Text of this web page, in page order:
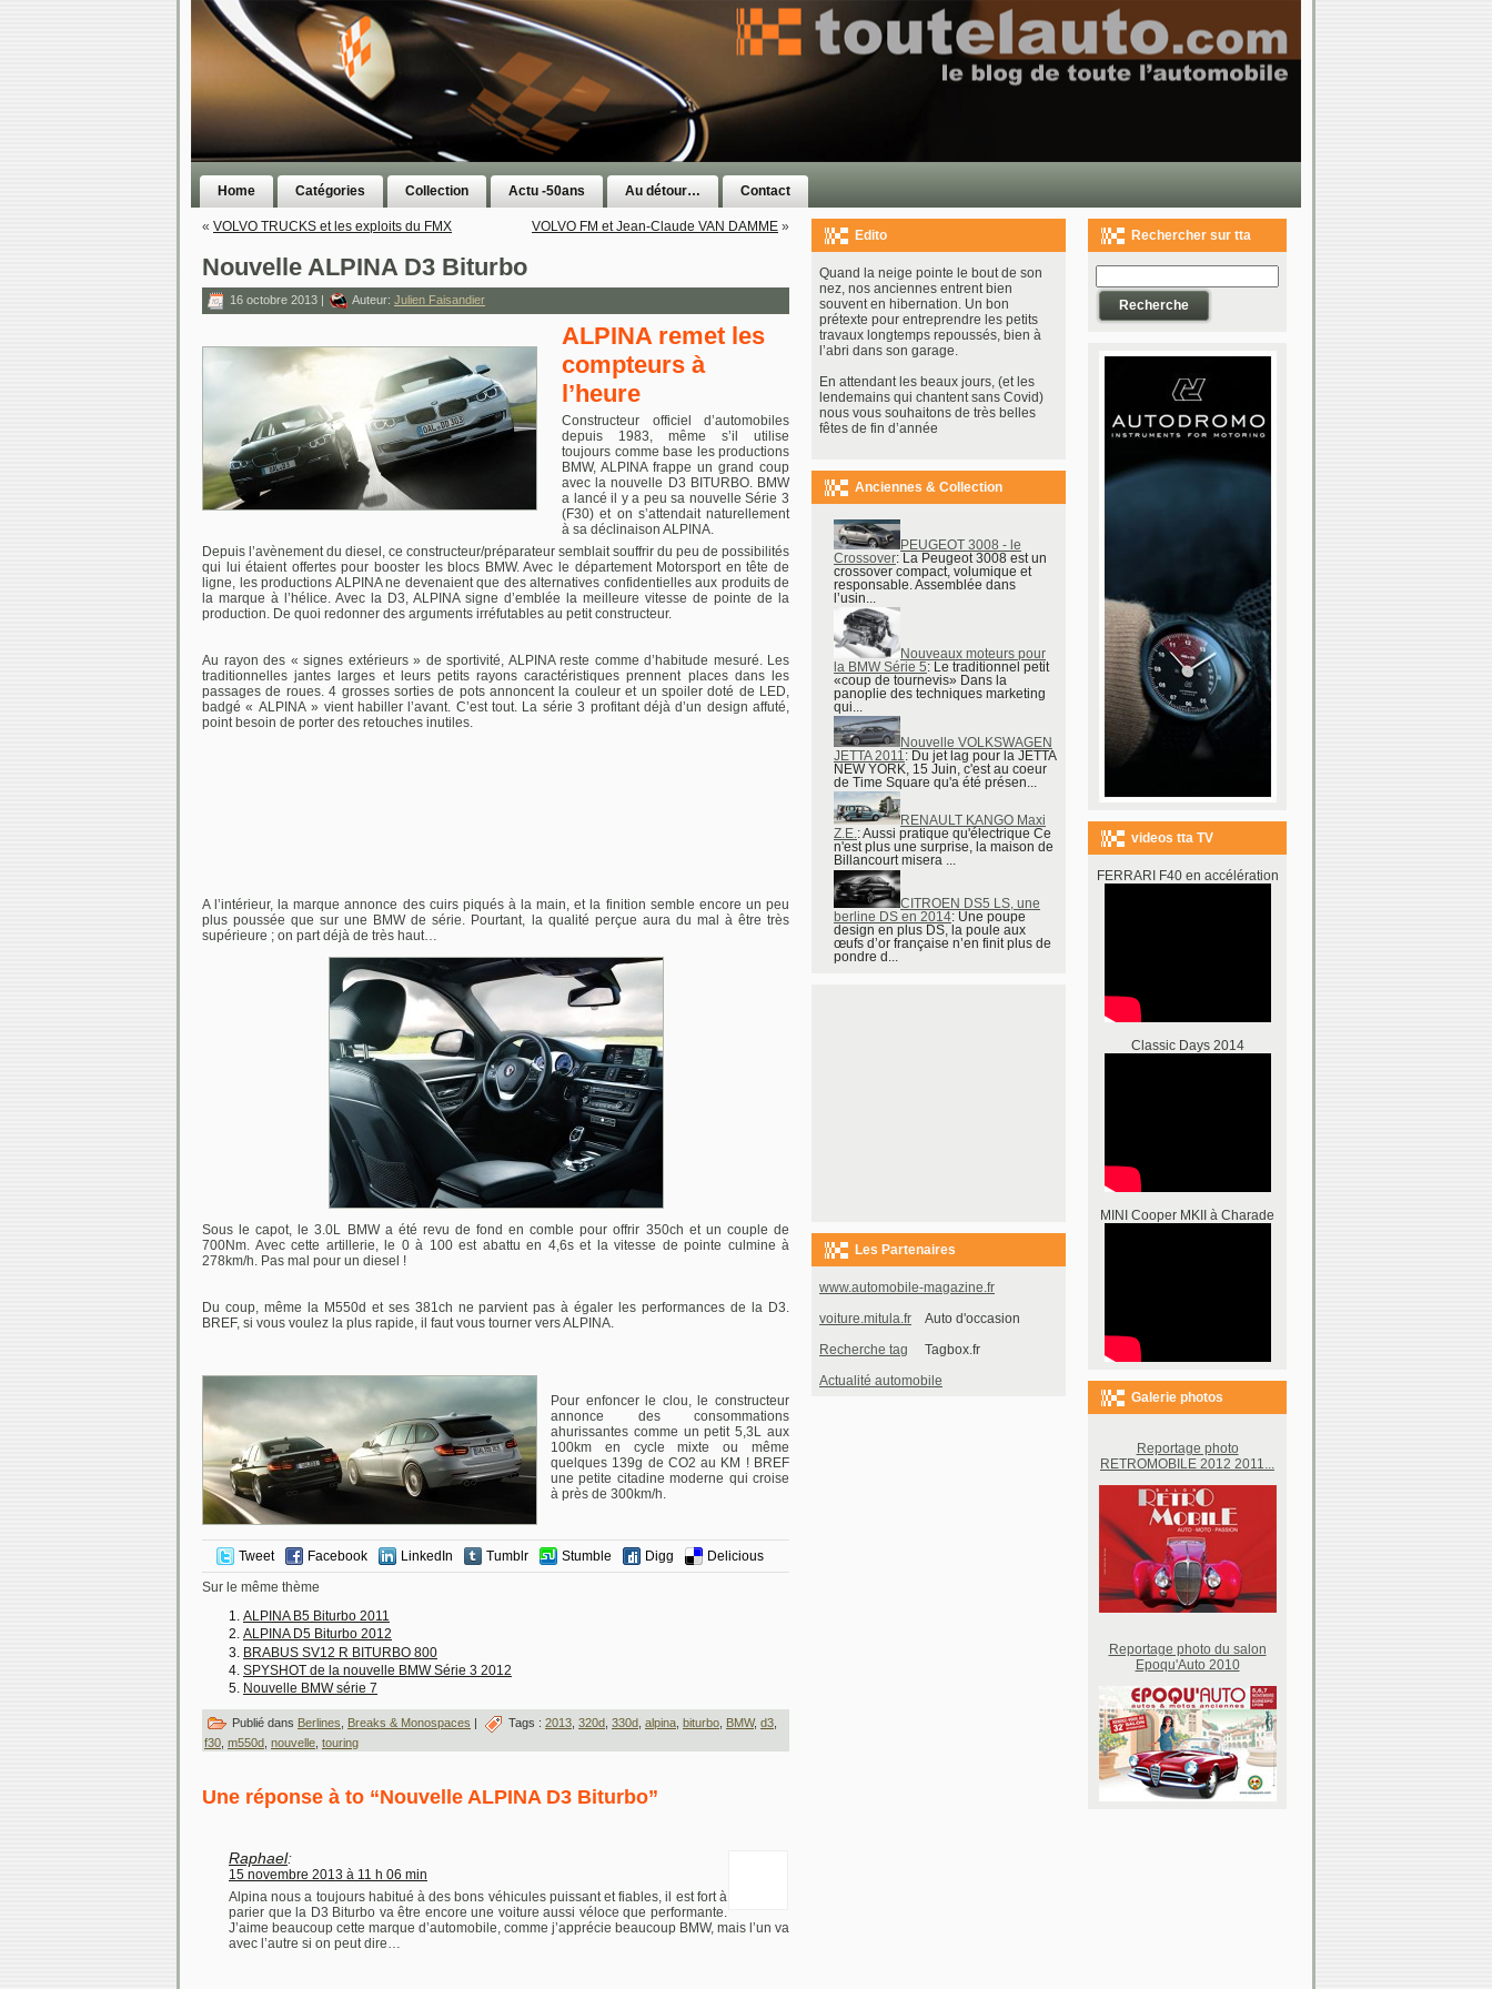
Home Catégories Collection Actu -50ans Au détour… Contact
« VOLVO TRUCKS et les exploits du FMX VOLVO FM et Jean-Claude VAN DAMME »
Nouvelle ALPINA D3 Biturbo
16 octobre 2013 | Auteur: Julien Faisandier
ALPINA remet les
compteurs à
l’heure
Constructeur officiel d’automobiles
depuis 1983, même s’il utilise
toujours comme base les productions
BMW, ALPINA frappe un grand coup
avec la nouvelle D3 BITURBO. BMW
a lancé il y a peu sa nouvelle Série 3
(F30) et on s’attendait naturellement
à sa déclinaison ALPINA.
Depuis l’avènement du diesel, ce constructeur/préparateur semblait souffrir du peu de possibilités
qui lui étaient offertes pour booster les blocs BMW. Avec le département Motorsport en tête de
ligne, les productions ALPINA ne devenaient que des alternatives confidentielles aux produits de
la marque à l’hélice. Avec la D3, ALPINA signe d’emblée la meilleure vitesse de pointe de la
production. De quoi redonner des arguments irréfutables au petit constructeur.
Au rayon des « signes extérieurs » de sportivité, ALPINA reste comme d’habitude mesuré. Les
traditionnelles jantes larges et leurs petits rayons caractéristiques prennent places dans les
passages de roues. 4 grosses sorties de pots annoncent la couleur et un spoiler doté de LED,
badgé « ALPINA » vient habiller l’avant. C’est tout. La série 3 profitant déjà d’un design affuté,
point besoin de porter des retouches inutiles.
A l’intérieur, la marque annonce des cuirs piqués à la main, et la finition semble encore un peu
plus poussée que sur une BMW de série. Pourtant, la qualité perçue aura du mal à être très
supérieure ; on part déjà de très haut…
Sous le capot, le 3.0L BMW a été revu de fond en comble pour offrir 350ch et un couple de
700Nm. Avec cette artillerie, le 0 à 100 est abattu en 4,6s et la vitesse de pointe culmine à
278km/h. Pas mal pour un diesel !
Du coup, même la M550d et ses 381ch ne parvient pas à égaler les performances de la D3.
BREF, si vous voulez la plus rapide, il faut vous tourner vers ALPINA.
Pour enfoncer le clou, le constructeur
annonce des consommations
ahurissantes comme un petit 5,3L aux
100km en cycle mixte ou même
quelques 139g de CO2 au KM ! BREF
une petite citadine moderne qui croise
à près de 300km/h.
Tweet Facebook LinkedIn Tumblr Stumble Digg
Delicious
Sur le même thème
ALPINA B5 Biturbo 2011
ALPINA D5 Biturbo 2012
BRABUS SV12 R BITURBO 800
SPYSHOT de la nouvelle BMW Série 3 2012
Nouvelle BMW série 7
Publié dans Berlines Breaks & Monospaces Tags : 2013 320d 330d alpina biturbo BMW, d3
f30 m550d nouvelle touring
Une réponse à to “Nouvelle ALPINA D3 Biturbo”
Raphael:
15 novembre 2013 à 11 h 06 min
Alpina nous a toujours habitué à des bons véhicules puissant et fiables, il est fort à
parier que la D3 Biturbo va être encore une voiture aussi véloce que performante.
J’aime beaucoup cette marque d’automobile, comme j’apprécie beaucoup BMW, mais l’un va
avec l’autre si on peut dire…
Edito
Quand la neige pointe le bout de son
nez, nos anciennes entrent bien
souvent en hibernation. Un bon
prétexte pour entreprendre les petits
travaux longtemps repoussés, bien à
l’abri dans son garage.
En attendant les beaux jours, (et les
lendemains qui chantent sans Covid)
nous vous souhaitons de très belles
fêtes de fin d’année
Anciennes & Collection
PEUGEOT 3008 - le
Crossover: La Peugeot 3008 est un
crossover compact, volumique et
responsable. Assemblée dans
l’usin...
Nouveaux moteurs pour
la BMW Série 5: Le traditionnel petit
«coup de tournevis» Dans la
panoplie des techniques marketing
qui...
Nouvelle VOLKSWAGEN
JETTA 2011: Du jet lag pour la JETTA
NEW YORK, 15 Juin, c'est au coeur
de Time Square qu'a été présen...
RENAULT KANGO Maxi
Z.E.: Aussi pratique qu'électrique Ce
n'est plus une surprise, la maison de
Billancourt misera ...
CITROEN DS5 LS, une
berline DS en 2014: Une poupe
design en plus DS, la poule aux
œufs d’or française n’en finit plus de
pondre d...
Les Partenaires
www.automobile-magazine.fr
voiture.mitula.fr Auto d'occasion
Recherche tag Tagbox.fr
Actualité automobile
Rechercher sur tta
videos tta TV
FERRARI F40 en accélération
Classic Days 2014
MINI Cooper MKII à Charade
Galerie photos
Reportage photo
RETROMOBILE 2012 2011...
Reportage photo du salon
Epoqu'Auto 2010